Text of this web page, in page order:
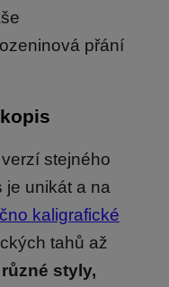
přání
stejného
je unikát a na
kaligrafické
tahů až
styly,